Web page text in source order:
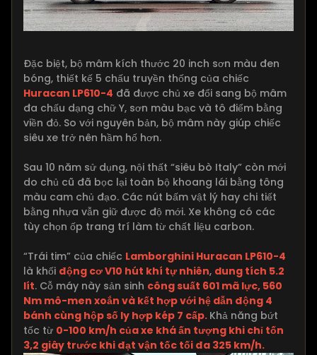
Đặc biệt, bộ mâm kích thước 20 inch sơn màu đen
bóng, thiết kế 5 chấu truyền thống của chiếc
Huracan LP610-4 đã được chủ xe đổi sang bộ mâm
đa chấu dạng chữ Y, sơn màu bạc và tô điểm bằng
viền đỏ. So với nguyên bản, bộ mâm này giúp chiếc
siêu xe trở nên hầm hố hơn.
Sau 10 năm sử dụng, nội thất “siêu bò Italy” còn mới
do chủ cũ đã bọc lại toàn bộ khoang lái bằng tông
màu cam chủ đạo. Các nút bấm vật lý hay chi tiết
bằng nhựa vẫn giữ được độ mới. Xe không có các
tùy chọn ốp trang trí làm từ chất liệu carbon.
“Trái tim” của chiếc Lamborghini Huracan LP610-4
là khối động cơ V10 hút khí tự nhiên, dung tích 5.2
lít. Cỗ máy này sản sinh công suất 601 mã lực, 560
Nm mô-men xoắn và kết hợp với hệ dẫn động 4
bánh cùng hộp số ly hợp kép 7 cấp. Khả năng bứt
tốc từ 0-100 km/h của xe khá ấn tượng khi chỉ tốn
3,2 giây trước khi đạt vận tốc tối đa 325 km/h.